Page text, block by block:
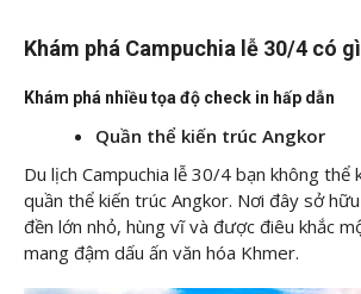
Khám phá Campuchia lễ 30/4 có
Khám phá nhiều tọa độ check in hấp dẫn
Quần thể kiến trúc Angkor
Du lịch Campuchia lễ 30/4 bạn không thể
quần thể kiến trúc Angkor. Nơi đây sở
đền lớn nhỏ, hùng vĩ và được điêu khắc
mang đậm dấu ấn văn hóa Khmer.